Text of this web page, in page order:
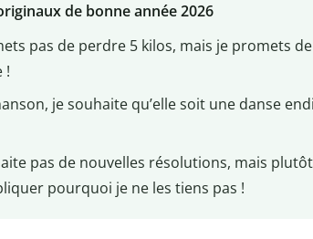
de bonne année 2026
pas de perdre 5 kilos, mais je promets
!
je souhaite qu’elle soit une danse
pas de nouvelles résolutions, mais
pourquoi je ne les tiens pas !